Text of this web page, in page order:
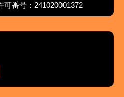
番号：241020001372